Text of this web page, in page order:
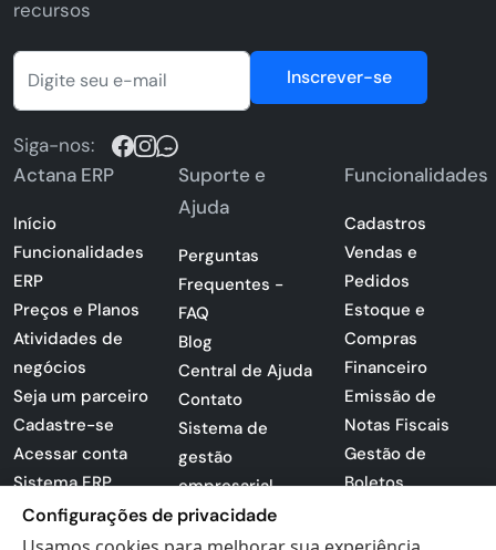
recursos
Inscrever-se
Siga-nos:
Actana ERP
Início
Funcionalidades
ERP
Preços e Planos
Atividades de
negócios
Seja um parceiro
Cadastre-se
Acessar conta
Sistema ERP
Apresentação
PDF
Suporte e
Ajuda
Perguntas
Frequentes -
FAQ
Blog
Central de Ajuda
Contato
Sistema de
gestão
empresarial
Sistema para
lojas
Funcionalidades
Cadastros
Vendas e
Pedidos
Estoque e
Compras
Financeiro
Emissão de
Notas Fiscais
Gestão de
Boletos
Configurações de privacidade